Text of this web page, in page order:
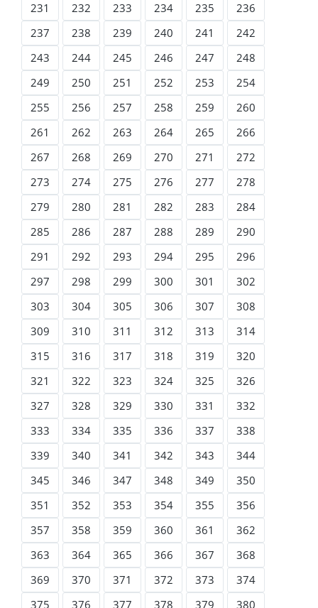
231
232 233 234 235
236
237
238 239 240 241
242
243
244 245 246 247
248
249
250 251 252 253
254
255
256 257 258 259
260
261
262 263 264 265
266
267
268 269 270 271
272
273
274 275 276 277
278
279
280 281 282 283
284
285
286 287 288 289
290
291
292 293 294 295
296
297
298 299 300 301
302
303
304 305 306 307
308
309
310 311 312 313
314
315
316 317 318 319
320
321
322 323 324 325
326
327
328 329 330 331
332
333
334 335 336 337
338
339
340 341 342 343
344
345
346 347 348 349
350
351
352 353 354 355
356
357
358 359 360 361
362
363
364 365 366 367
368
369
370 371 372 373
374
375
376 377 378 379 380